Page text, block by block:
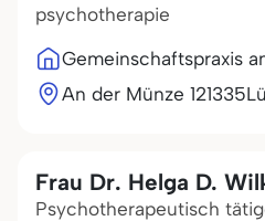
psychotherapie
Gemeinschaftspraxis
An der Münze 121335
Frau Dr. Helga D.
Psychotherapeutisch